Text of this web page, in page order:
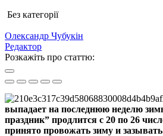
Без категорії
Олександр Чубукін
Редактор
Розкажіть про статтю:
выпадает на последнюю неделю
праздник” продлится с 20 по 26
принято провожать зиму и